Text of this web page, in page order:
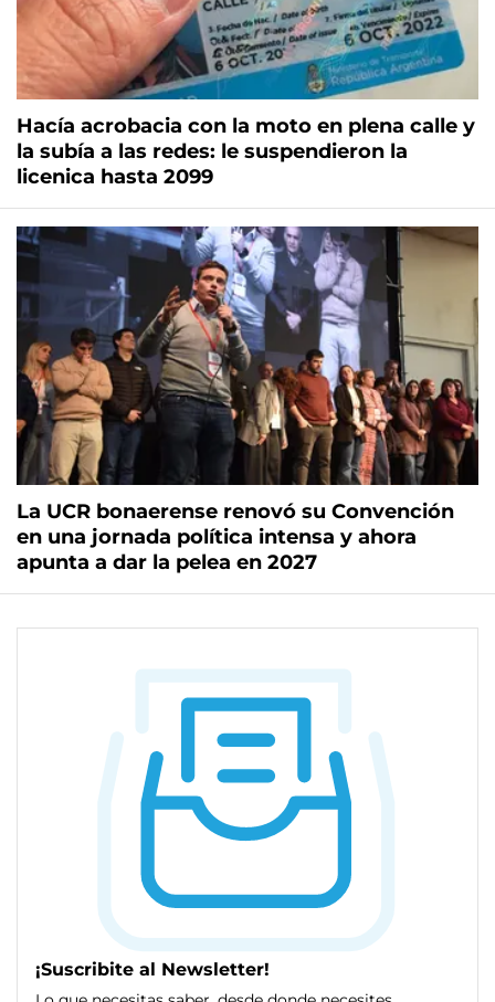
Hacía acrobacia con la moto en plena calle y
la subía a las redes: le suspendieron la
licenica hasta 2099
La UCR bonaerense renovó su Convención
en una jornada política intensa y ahora
apunta a dar la pelea en 2027
¡Suscribite al Newsletter!